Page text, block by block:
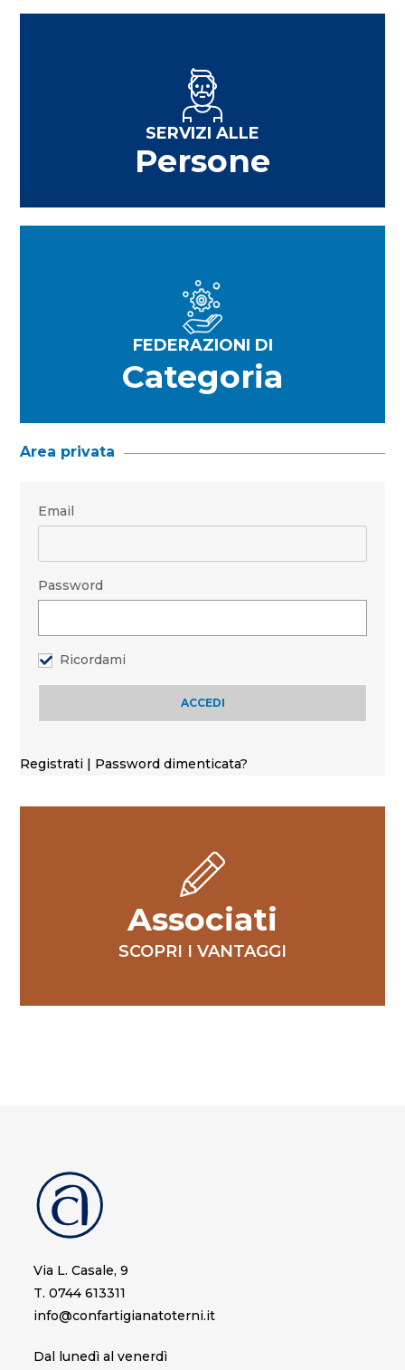
SERVIZI ALLE
Persone
FEDERAZIONI DI
Categoria
Area privata
Email
Password
Ricordami
Registrati | Password dimenticata?
Associati
SCOPRI I VANTAGGI
Via L. Casale, 9
T. 0744 613311
info@confartigianatoterni.it
Dal lunedì al venerdì